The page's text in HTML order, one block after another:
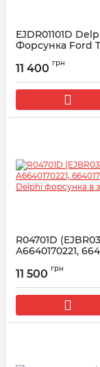
EJDR01101D
Форсунка Ford
TDCi
4C1Q9K546AB)
Артикул: R01101D
11 400 грн
R04701D
A6640170221,
Delphi форсунка
Артикул: R04701D
11 500 грн